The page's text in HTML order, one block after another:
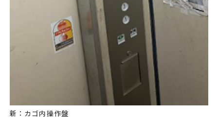
新：カゴ内操作盤